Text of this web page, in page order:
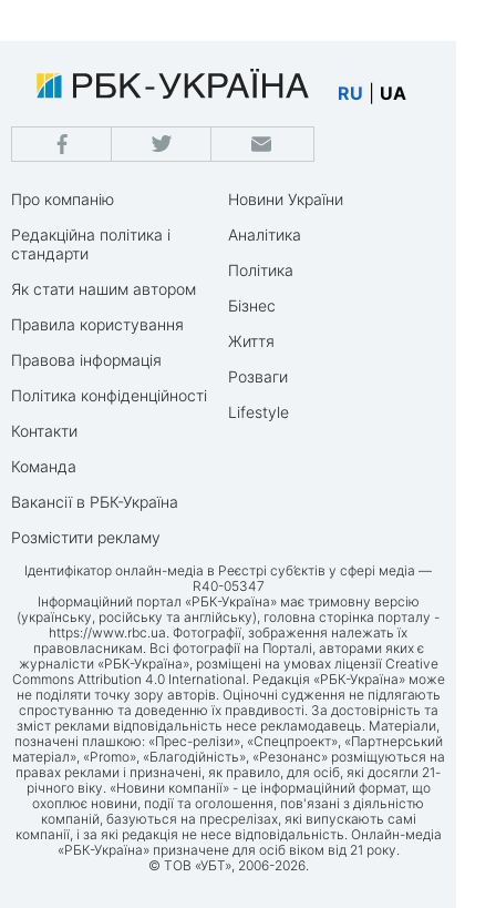
RU UA
Про компанію
Редакційна політика і
стандарти
Як стати нашим автором
Правила користування
Правова інформація
Політика конфіденційності
Контакти
Команда
Вакансії в РБК-Україна
Розмістити рекламу
Новини України
Аналітика
Політика
Бізнес
Життя
Розваги
Lifestyle
Ідентифікатор онлайн-медіа в Реєстрі суб’єктів у сфері медіа —
R40-05347
Інформаційний портал «РБК-Україна» має тримовну версію
(українську, російську та англійську), головна сторінка порталу -
https://www.rbc.ua. Фотографії, зображення належать їх
правовласникам. Всі фотографії на Порталі, авторами яких є
журналісти «РБК-Україна», розміщені на умовах ліцензії Creative
Commons Attribution 4.0 International. Редакція «РБК-Україна» може
не поділяти точку зору авторів. Оціночні судження не підлягають
спростуванню та доведенню їх правдивості. За достовірність та
зміст реклами відповідальність несе рекламодавець. Матеріали,
позначені плашкою: «Прес-релізи», «Спецпроект», «Партнерський
матеріал», «Promo», «Благодійність», «Резонанс» розміщуються на
правах реклами і призначені, як правило, для осіб, які досягли 21-
річного віку. «Новини компанії» - це інформаційний формат, що
охоплює новини, події та оголошення, пов'язані з діяльністю
компаній, базуються на пресрелізах, які випускають самі
компанії, і за які редакція не несе відповідальність. Онлайн-медіа
«РБК-Україна» призначене для осіб віком від 21 року.
© ТОВ «УБТ», 2006-2026.